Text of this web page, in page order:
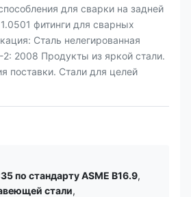
для сварки на задней
фитинги для сварных
Сталь нелегированная
2: 2008 Продукты из яркой стали.
поставки. Стали для целей
по стандарту ASME B16.9,
стали,